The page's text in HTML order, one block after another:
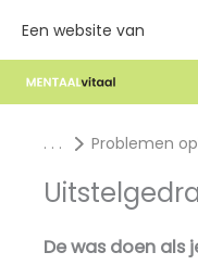
Een website van
. . . Problemen
De was doen als